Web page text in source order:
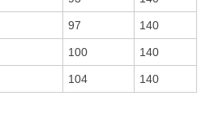
97 140
100 140
104 140